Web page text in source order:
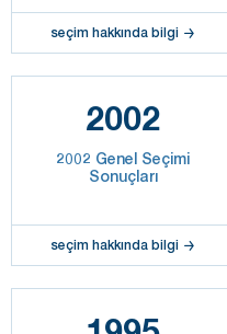
seçim hakkında bilgi
2002
2002 Genel Seçimi
Sonuçları
seçim hakkında bilgi